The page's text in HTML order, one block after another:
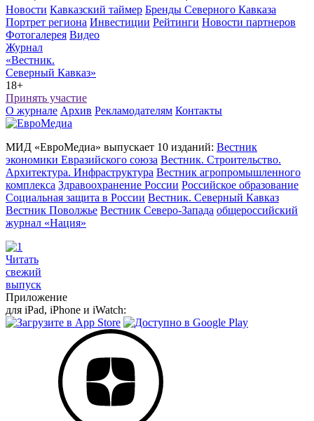
Новости Кавказский таймер Бренды Северного Кавказа
Портрет региона Инвестиции Рейтинги Новости партнеров
Фотогалерея Видео
Журнал
«Вестник.
Северный Кавказ»
18+
Принять участие
О журнале Архив Рекламодателям Контакты
МИД «ЕвроМедиа» выпускает 10 изданий: Вестник
экономики Евразийского союза Вестник. Строительство.
Архитектура. Инфраструктура Вестник агропромышленного
комплекса Здравоохранение России Российское образование
Социальная защита в России Вестник. Северный Кавказ
Вестник Поволжье Вестник Северо-Запада общероссийский
журнал «Нация»
Читать
свежий
выпуск
Приложение
для iPad, iPhone и iWatch: